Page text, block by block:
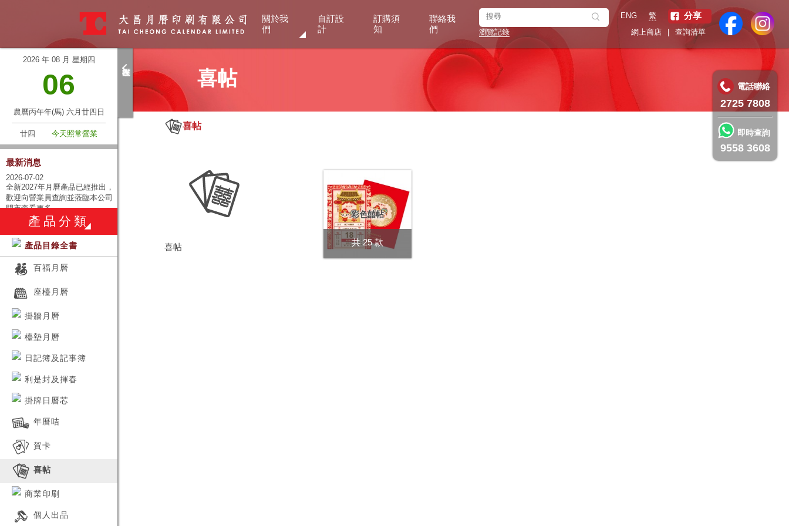
關於我
們
自訂設
計
訂購須
知
聯絡我
們
瀏覽記錄
ENG 繁 分享
網上商店 查詢清單
電話聯絡
2725 7808
即時查詢
9558 3608
請留下您的聯絡資料，我們將
向各下提供已查詢的產品資
數量
喜帖
喜帖
喜帖
彩色囍帖
共 25 款
2026 年 08 月 星期四
06
農曆丙午年(馬) 六月廿四日
廿四 今天照常營業
最新消息
2026-07-02
全新2027年月曆產品已經推出，
歡迎向營業員查詢並蒞臨本公司
門市查看更多。
2025-06-25
全新2026年月曆產品已經推出，
歡迎向營業員查詢並蒞臨本公司
門市查看更多。
2024-06-21
歡迎向營業員查詢並蒞臨本公司
產品分類
產品目錄全書
百福月曆
座檯月曆
掛牆月曆
檯墊月曆
日記簿及記事簿
利是封及揮春
掛牌日曆芯
年曆咭
賀卡
喜帖
商業印刷
個人出品